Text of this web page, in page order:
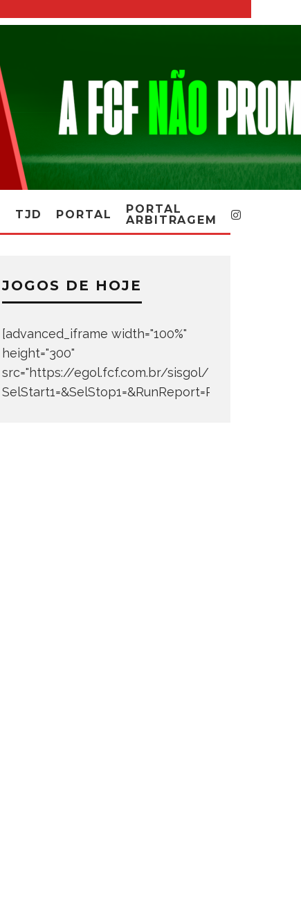
TJD PORTAL
PORTAL
ARBITRAGEM
JOGOS DE HOJE
[advanced_iframe width="100%"
height="300"
src="https://egol.fcf.com.br/sisgol/
SelStart1=&SelStop1=&RunReport=Run+Report"]